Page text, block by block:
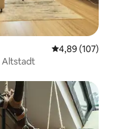
4,89 (107)
Altstadt